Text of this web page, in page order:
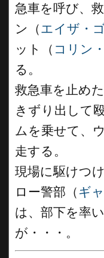
急車を呼び、
ン（エイザ・
ット（ コリン
る。
救急車を止め
きずり出して
ムを乗せて、
走する。
現場に駆けつ
ロー警部（ ギ
は、部下を率
が・・・。